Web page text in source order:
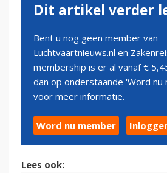
Dit artikel verder
Bent u nog geen member van
Luchtvaartnieuws.nl en
membership is er al vanaf €
dan op onderstaande 'Word
voor meer informatie.
Word nu member
Lees ook: